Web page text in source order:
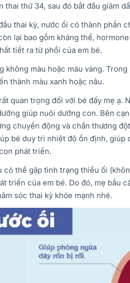
thai thứ 34, sau đó bắt đầu giảm
thai kỳ, nước ối có thành phần
lại bao gồm kháng thể,
tiết ra từ phổi của em bé.
không màu hoặc màu vàng.
thành màu xanh hoặc nâu.
quan trọng đối với bé đấy mẹ ạ.
giúp nuôi dưỡng con. Bên
chuyển động và chấn thương
bé duy trì nhiệt độ ổn định,
phát triển.
có thể gặp tình trạng thiểu ối
triển của em bé. Do đó, mẹ bầu
sóc thai kỳ khỏe mạnh nhé.